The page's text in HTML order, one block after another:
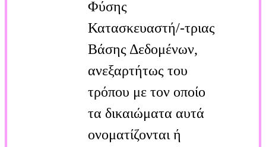
Φύσης
Κατασκευαστή/-τριας
Βάσης Δεδομένων,
ανεξαρτήτως του
τρόπου με τον οποίο
τα δικαιώματα αυτά
ονοματίζονται ή